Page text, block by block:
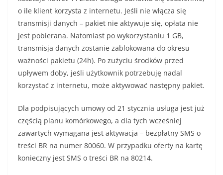
o ile klient korzysta z internetu. Jeśli nie włącza się
transmisji danych – pakiet nie aktywuje się, opłata nie
jest pobierana. Natomiast po wykorzystaniu 1 GB,
transmisja danych zostanie zablokowana do okresu
ważności pakietu (24h). Po zużyciu środków przed
upływem doby, jeśli użytkownik potrzebuję nadal
korzystać z internetu, może aktywować następny pakiet.
Dla podpisujących umowy od 21 stycznia usługa jest już
częścią planu komórkowego, a dla tych wcześniej
zawartych wymagana jest aktywacja – bezpłatny SMS o
treści BR na numer 80060. W przypadku oferty na kartę
konieczny jest SMS o treści BR na 80214.